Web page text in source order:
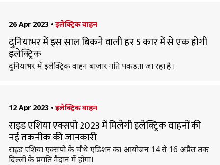
26 Apr 2023 • इलेक्ट्रिक वाहन
दुनियाभर में इस साल बिकने वाली हर 5 कार में से एक होगी
इलेक्ट्रिक
दुनियाभर में इलेक्ट्रिक वाहन बाजार गति पकड़ता जा रहा है।
12 Apr 2023 • इलेक्ट्रिक वाहन
राइड एशिया एक्सपो 2023 में मिलेगी इलेक्ट्रिक वाहनों की
नई तकनीक की जानकारी
राइड एशिया एक्सपो के चौथे एडिशन का आयोजन 14 से 16 अप्रैल तक
दिल्ली के प्रगति मैदान में होगा।